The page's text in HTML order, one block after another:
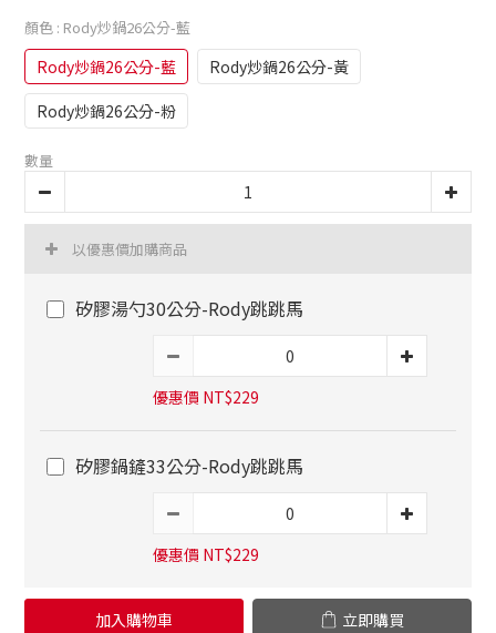
顏色 : Rody炒鍋26公分-藍
Rody炒鍋26公分-藍
Rody炒鍋26公分-黃
Rody炒鍋26公分-粉
數量
以優惠價加購商品
矽膠湯勺30公分-Rody跳跳馬
優惠價 NT$229
矽膠鍋鏟33公分-Rody跳跳馬
優惠價 NT$229
加入購物車 立即購買